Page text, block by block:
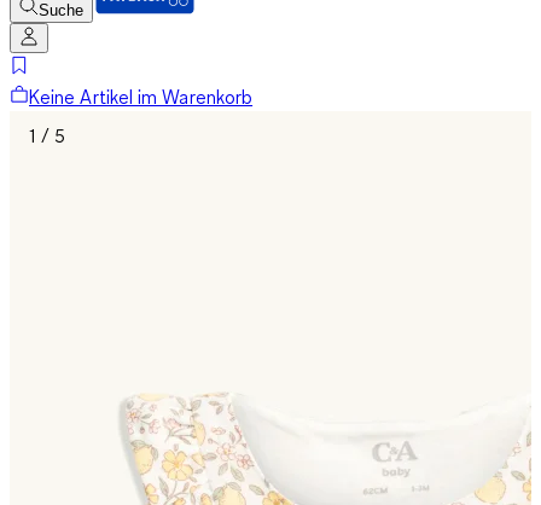
Suche
Keine Artikel im Warenkorb
1 / 5